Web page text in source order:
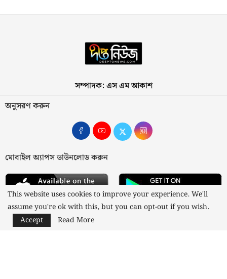
সম্পাদক: এস এম আকাশ
অনুসরণ করুন
মোবাইল অ্যাপস ডাউনলোড করুন
This website uses cookies to improve your experience. We'll
assume you're ok with this, but you can opt-out if you wish.
Accept
Read More